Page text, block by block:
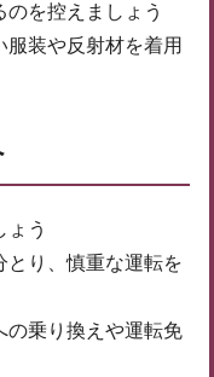
を控えましょう
装や反射材を着用
ょう
とり、慎重な運転を
の乗り換えや運転免